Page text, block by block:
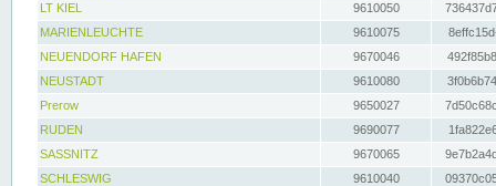
LT KIEL
9610050
MARIENLEUCHTE
9610075
NEUENDORF HAFEN
9670046
NEUSTADT
9610080
Prerow
9650027
RUDEN
9690077
SASSNITZ
9670065
SCHLESWIG
9610040